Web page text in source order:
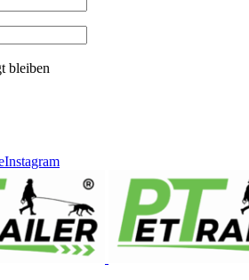
bleiben
Instagram